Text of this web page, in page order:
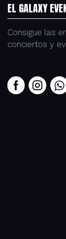
EL GALAXY
Consigue las
conciertos y